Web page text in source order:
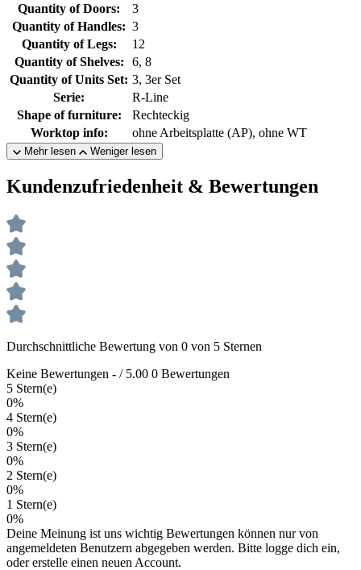
Quantity of Doors:
3
Quantity of Handles: 3
Quantity of Legs:
12
Quantity of Shelves:
6, 8
Quantity of Units Set: 3, 3er Set
Serie:
R-Line
Shape of furniture:
Rechteckig
Worktop info:
ohne Arbeitsplatte (AP), ohne WT
Mehr lesen Weniger lesen
Kundenzufriedenheit & Bewertungen
Durchschnittliche Bewertung von 0 von 5 Sternen
Keine Bewertungen - / 5.00 0 Bewertungen
5 Stern(e)
0%
4 Stern(e)
0%
3 Stern(e)
0%
2 Stern(e)
0%
1 Stern(e)
0%
Deine Meinung ist uns wichtig Bewertungen können nur von
angemeldeten Benutzern abgegeben werden. Bitte logge dich ein,
oder erstelle einen neuen Account.